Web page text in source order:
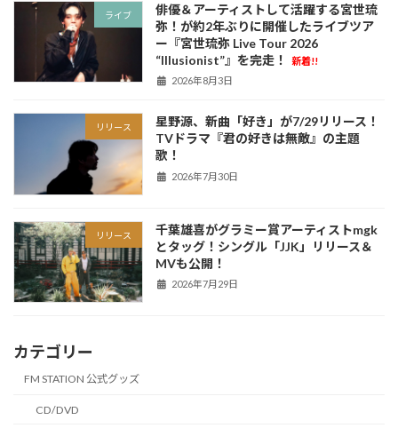
ライブ
俳優＆アーティストして活躍する宮世琉
弥！が約2年ぶりに開催したライブツア
ー『宮世琉弥 Live Tour 2026
“Illusionist”』を完走！
新着!!
2026年8月3日
リリース
星野源、新曲「好き」が7/29リリース！
TVドラマ『君の好きは無敵』の主題
歌！
2026年7月30日
リリース
千葉雄喜がグラミー賞アーティストmgk
とタッグ！シングル「JJK」リリース＆
MVも公開！
2026年7月29日
カテゴリー
FM STATION 公式グッズ
CD/DVD